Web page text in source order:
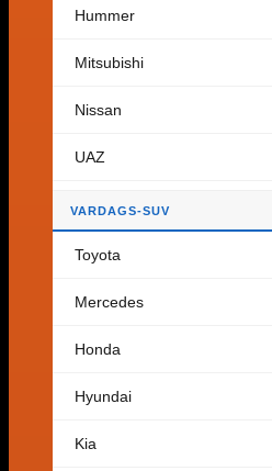
Varukorg
Tillbaka till butiken
Hummer
Mitsubishi
Nissan
UAZ
VARDAGS-SUV
Toyota
Mercedes
Honda
Hyundai
Kia